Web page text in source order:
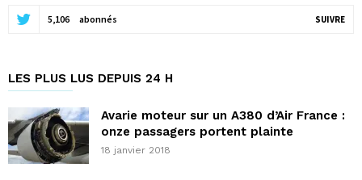
5,106 abonnés SUIVRE
LES PLUS LUS DEPUIS 24 H
Avarie moteur sur un A380 d’Air France :
onze passagers portent plainte
18 janvier 2018